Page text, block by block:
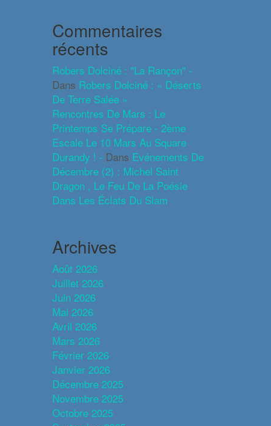
Commentaires
récents
Robers Dolciné : "La Rançon" -
Dans Robers Dolciné : « Déserts
De Terre Salée »
Rencontres De Mars : Le
Printemps Se Prépare - 2ème
Escale Le 10 Mars Au Square
Durandy ! - Dans Evénements De
Décembre (2) : Michel Saint
Dragon , Le Feu De La Poésie
Dans Les Éclats Du Slam
Archives
Août 2026
Juillet 2026
Juin 2026
Mai 2026
Avril 2026
Mars 2026
Février 2026
Janvier 2026
Décembre 2025
Novembre 2025
Octobre 2025